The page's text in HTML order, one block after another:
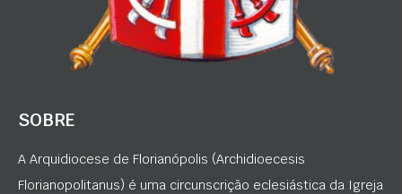
SOBRE
A Arquidiocese de Florianópolis (Archidioecesis
Florianopolitanus) é uma circunscrição eclesiástica da Igreja